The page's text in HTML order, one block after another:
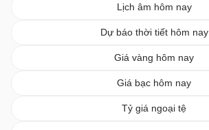
Lịch âm hôm nay
Dự báo thời tiết hôm nay
Giá vàng hôm nay
Giá bạc hôm nay
Tỷ giá ngoại tệ